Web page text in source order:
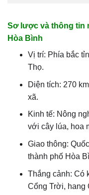
Sơ lược và thông tin
Hòa Bình
Vị trí: Phía bắc
Thọ.
Diện tích: 270
xã.
Kinh tế: Nông
với cây lúa, hoa
Giao thông:
thành phố Hòa
Thắng cảnh: Có
Cổng Trời, hang